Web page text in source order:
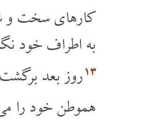
کارهای سخت و
به اطراف خود
۱۳روز بعد
هموطن خود را